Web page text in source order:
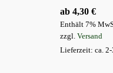
ab 4,30€
Enthält 7%
zzgl.Versand
Lieferzeit: ca.
Die
Optionen
können